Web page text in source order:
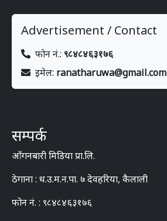
Advertisement / Contact
फोन नं.: ९८४८४६३१७६
इमेल: ranatharuwa@gmail.com
सम्पर्क
आँगनबारी मिडिया प्रा.लि.
ठेगाना : ध.उ.म.न.पा. ७ देवहरिया, कैलाली
फोन नं. : ९८४८४६३१७६